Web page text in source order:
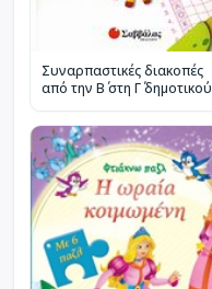
Συναρπαστικές διακοπές
από την Β΄ στη Γ΄ δημοτικού